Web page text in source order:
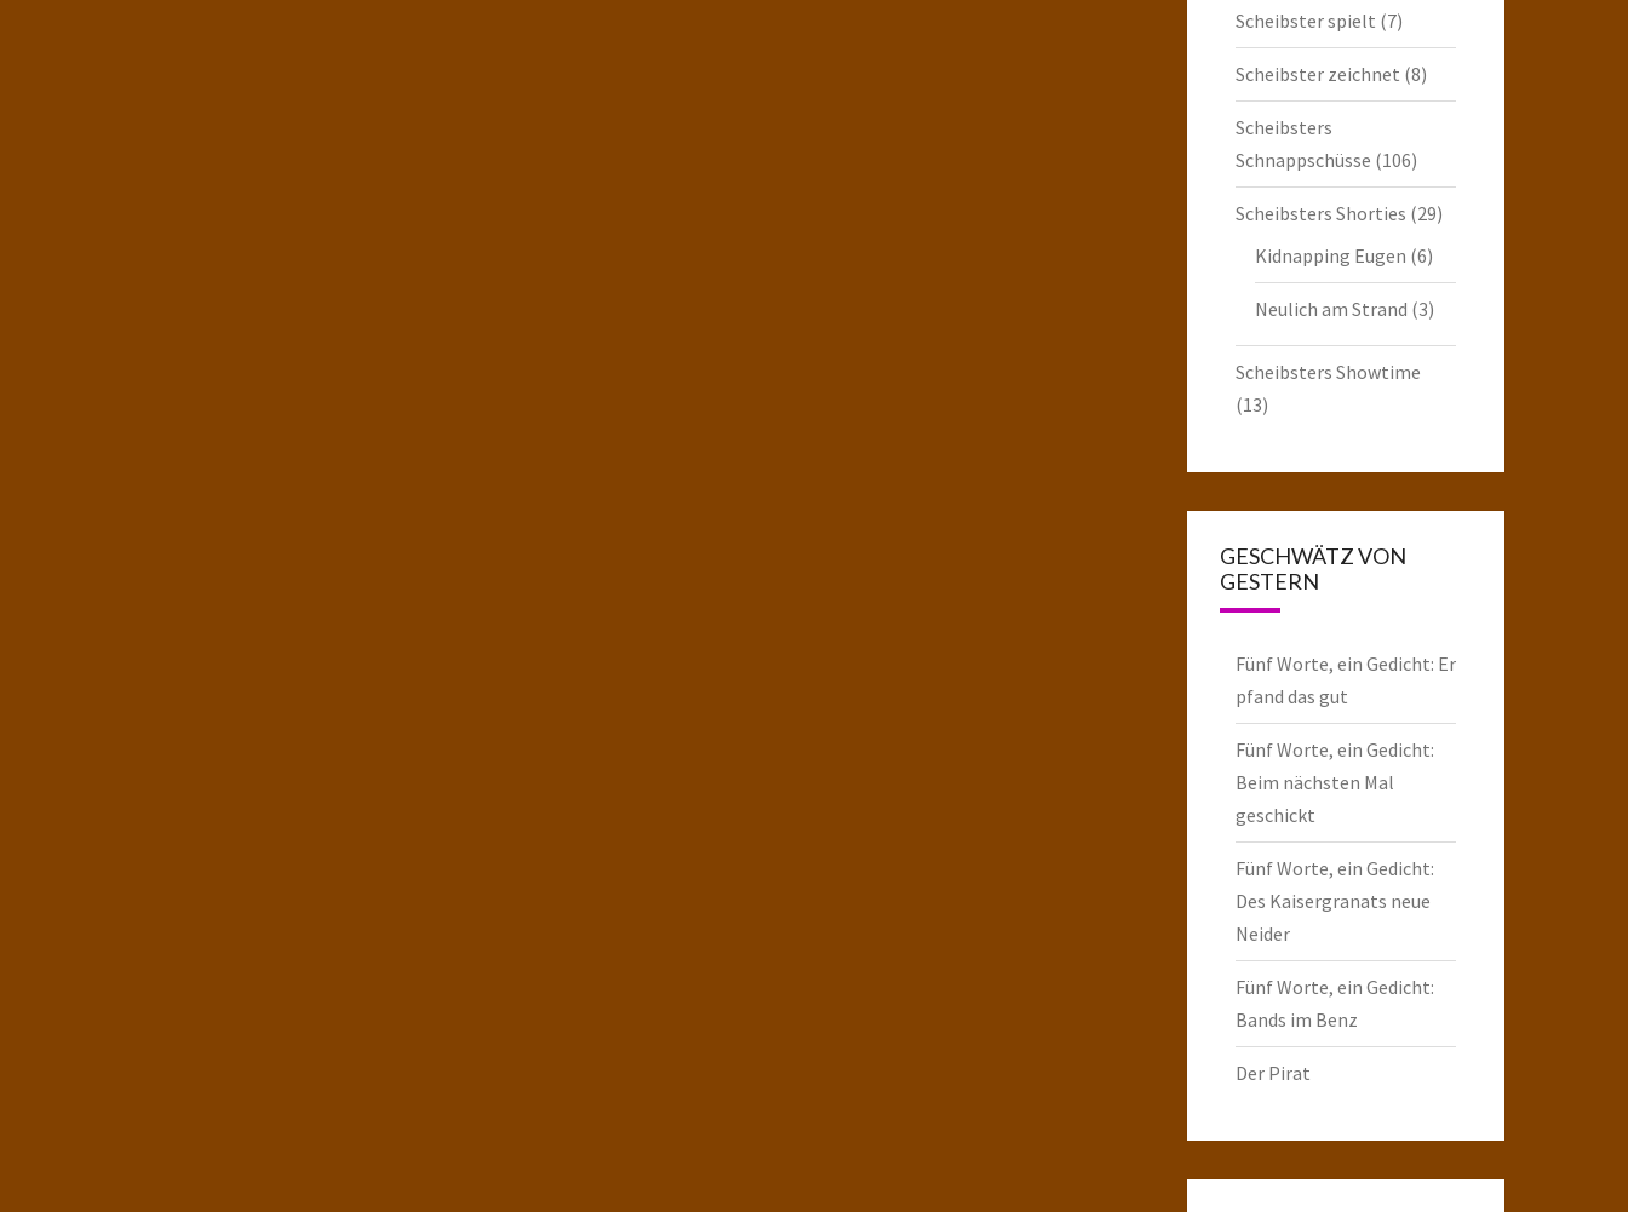
Scheibster spielt (7)
Scheibster zeichnet (8)
Scheibsters
Schnappschüsse (106)
Scheibsters Shorties (29)
Kidnapping Eugen (6)
Neulich am Strand (3)
Scheibsters Showtime
(13)
GESCHWÄTZ VON
GESTERN
Fünf Worte, ein Gedicht: Er
pfand das gut
Fünf Worte, ein Gedicht:
Beim nächsten Mal
geschickt
Fünf Worte, ein Gedicht:
Des Kaisergranats neue
Neider
Fünf Worte, ein Gedicht:
Bands im Benz
Der Pirat